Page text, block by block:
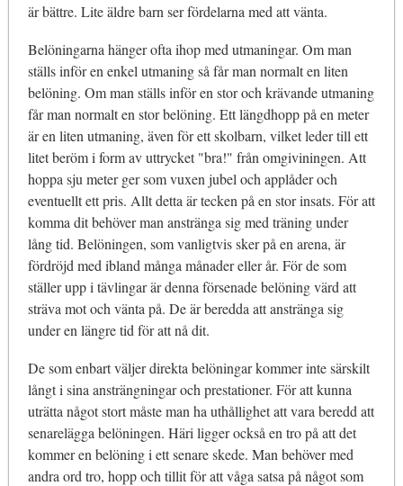
är bättre. Lite äldre barn ser fördelarna med att vänta.
Belöningarna hänger ofta ihop med utmaningar. Om man
ställs inför en enkel utmaning så får man normalt en liten
belöning. Om man ställs inför en stor och krävande utmaning
får man normalt en stor belöning. Ett längdhopp på en meter
är en liten utmaning, även för ett skolbarn, vilket leder till ett
litet beröm i form av uttrycket "bra!" från omgiviningen. Att
hoppa sju meter ger som vuxen jubel och applåder och
eventuellt ett pris. Allt detta är tecken på en stor insats. För att
komma dit behöver man anstränga sig med träning under
lång tid. Belöningen, som vanligtvis sker på en arena, är
fördröjd med ibland många månader eller år. För de som
ställer upp i tävlingar är denna försenade belöning värd att
sträva mot och vänta på. De är beredda att anstränga sig
under en längre tid för att nå dit.
De som enbart väljer direkta belöningar kommer inte särskilt
långt i sina ansträngningar och prestationer. För att kunna
uträtta något stort måste man ha uthållighet att vara beredd att
senarelägga belöningen. Häri ligger också en tro på att det
kommer en belöning i ett senare skede. Man behöver med
andra ord tro, hopp och tillit för att våga satsa på något som